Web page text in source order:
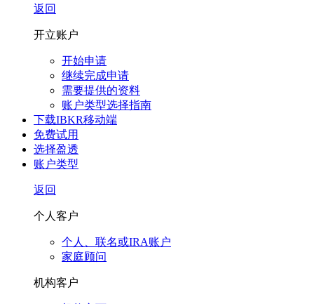
返回
开立账户
开始申请
继续完成申请
需要提供的资料
账户类型选择指南
下载IBKR移动端
免费试用
选择盈透
账户类型
返回
个人客户
个人、联名或IRA账户
家庭顾问
机构客户